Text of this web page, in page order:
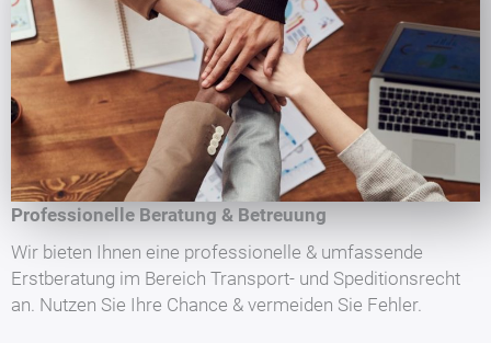
Professionelle Beratung & Betreuung
Wir bieten Ihnen eine professionelle & umfassende
Erstberatung im Bereich Transport- und Speditionsrecht
an. Nutzen Sie Ihre Chance & vermeiden Sie Fehler.